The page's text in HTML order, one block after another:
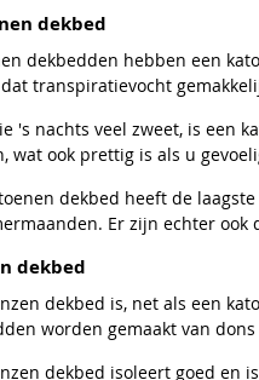
dekbed
dekbedden hebben een
transpiratievocht
's nachts veel zweet, is een
wat ook prettig is als u
dekbed heeft de
Er zijn echter
dekbed
dekbed is, net als een
worden gemaakt van
dekbed isoleert goed en